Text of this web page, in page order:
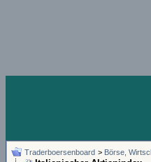
Traderboersenboard > Börse,